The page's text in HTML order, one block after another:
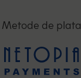
Metode de plata